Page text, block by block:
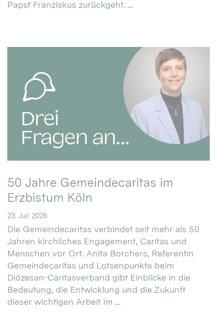
Papst Franziskus zurückgeht. ...
50 Jahre Gemeindecaritas im
Erzbistum Köln
23. Juli 2026
Die Gemeindecaritas verbindet seit mehr als 50
Jahren kirchliches Engagement, Caritas und
Menschen vor Ort. Anita Borchers, Referentin
Gemeindecaritas und Lotsenpunkte beim
Diözesan-Caritasverband gibt Einblicke in die
Bedeutung, die Entwicklung und die Zukunft
dieser wichtigen Arbeit im ...